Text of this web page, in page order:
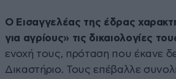
Ο Εισαγγελέας της έδρας
για αγρίους» τις δικαιολογίες
ενοχή τους, πρόταση που έκανε
Δικαστήριο. Τους επέβαλλε